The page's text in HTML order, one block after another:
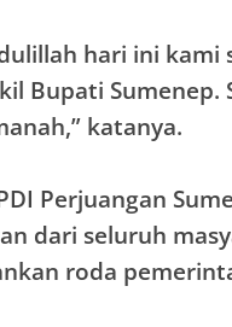
hari ini kami
Bupati
katanya.
Perjuangan
dari seluruh
roda